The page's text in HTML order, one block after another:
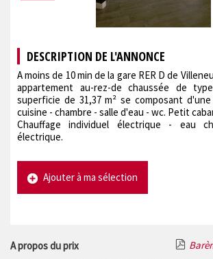
DESCRIPTION DE L'ANNONCE
A moins de 10 min de la gare RER D de
appartement au-rez-de chaussée de
superficie de 31,37 m² se composant
cuisine - chambre - salle d'eau - wc. Petit
Chauffage individuel électrique - eau
électrique.
Ajouter à ma sélection
A propos du prix